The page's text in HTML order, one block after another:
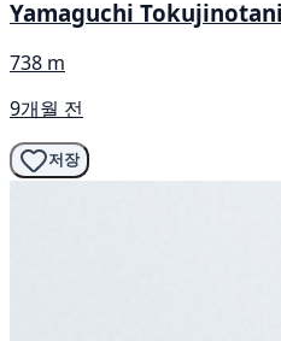
Yamaguchi
738 m
9개월 전
저장